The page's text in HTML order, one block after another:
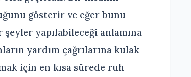
gösterir ve eğer bunu
yapılabileceği anlamına
yardım çağrılarına kulak
için en kısa sürede ruh